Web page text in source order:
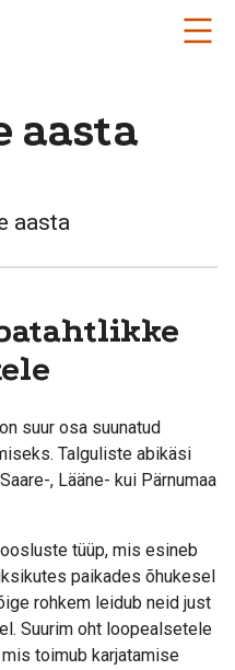
aasta
aasta
suur osa suunatud
Talguliste abikäsi
, Lääne- kui Pärnumaa
tüüp, mis esineb
paikades õhukesel
rohkem leidub neid just
Suurim oht loopealsetele
toimub karjatamise